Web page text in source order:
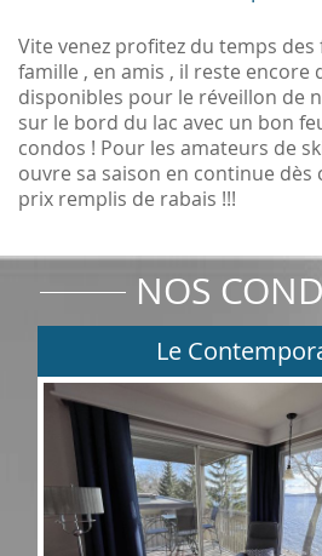
Vite venez profitez du temps des
famille , en amis , il reste encore
disponibles pour le réveillon de
sur le bord du lac avec un bon
condos ! Pour les amateurs de
ouvre sa saison en continue dès
prix remplis de rabais !!!
NOS
Le